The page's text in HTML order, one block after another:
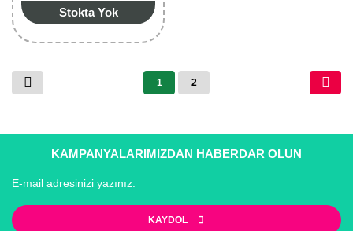
Stokta Yok
1 2
KAMPANYALARIMIZDAN HABERDAR OLUN
KAYDOL